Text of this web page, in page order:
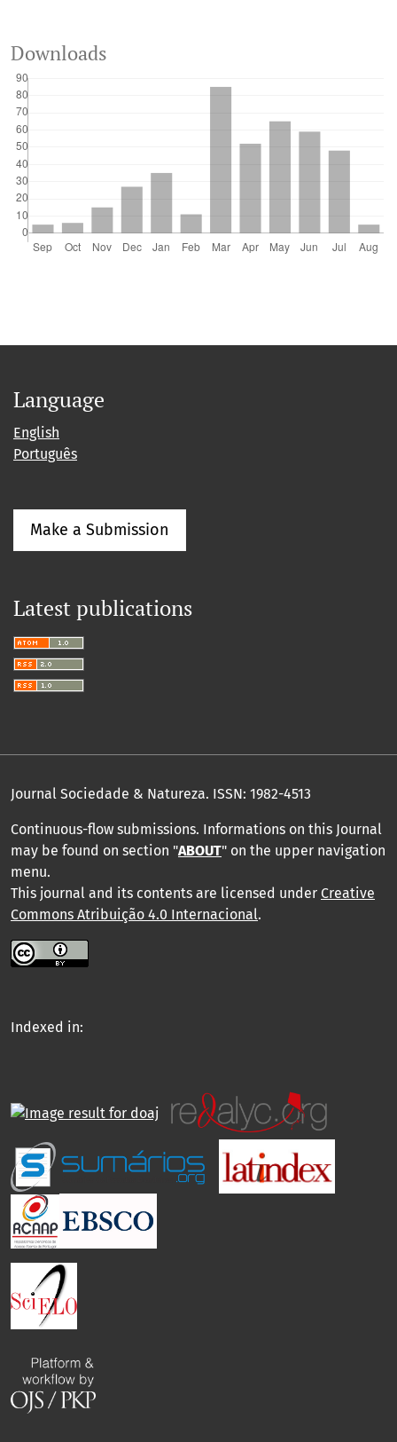
Downloads
Language
English
Português
Make a Submission
Latest publications
Journal Sociedade & Natureza. ISSN: 1982-4513
Continuous-flow submissions. Informations on this Journal
may be found on section "ABOUT" on the upper navigation
menu.
This journal and its contents are licensed under Creative
Commons Atribuição 4.0 Internacional.
Indexed in: